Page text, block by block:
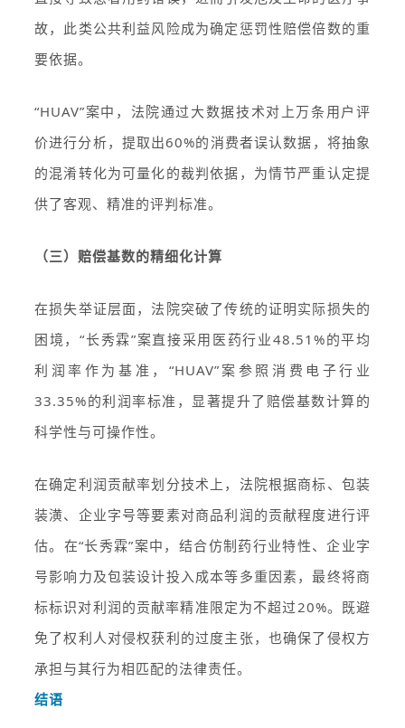
故，此类公共利益风险成为确定惩罚性赔偿倍数的重
要依据。
“HUAV”案中，法院通过大数据技术对上万条用户评
价进行分析，提取出60%的消费者误认数据，将抽象
的混淆转化为可量化的裁判依据，为情节严重认定提
供了客观、精准的评判标准。
（三）赔偿基数的精细化计算
在损失举证层面，法院突破了传统的证明实际损失的
困境，“长秀霖”案直接采用医药行业48.51%的平均
利润率作为基准，“HUAV”案参照消费电子行业
33.35%的利润率标准，显著提升了赔偿基数计算的
科学性与可操作性。
在确定利润贡献率划分技术上，法院根据商标、包装
装潢、企业字号等要素对商品利润的贡献程度进行评
估。在“长秀霖”案中，结合仿制药行业特性、企业字
号影响力及包装设计投入成本等多重因素，最终将商
标标识对利润的贡献率精准限定为不超过20%。既避
免了权利人对侵权获利的过度主张，也确保了侵权方
承担与其行为相匹配的法律责任。
结语